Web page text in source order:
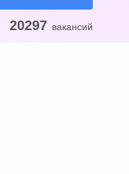
20297 вакансий